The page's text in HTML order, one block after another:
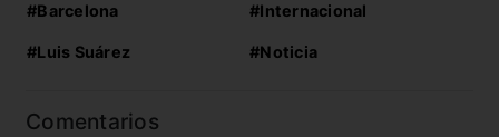
#Barcelona #Internacional
#Luis Suárez #Noticia
Comentarios